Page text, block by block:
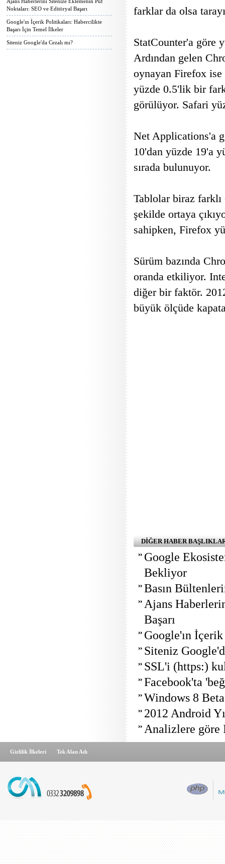
Noktaları: SEO ve Editöryal Başarı
Google'ın İçerik Politikaları: Habercilikte
Başarı İçin Temel İlkeler
Siteniz Google'da Cezalı mı?
farklar da olsa
StatCounter'a göre
Ardından gelen
oynayan Firefox ise
yüzde 0.5'lik bir
görülüyor. Safari
Net Applications'a
10'dan yüzde 19'a
sırada bulunuyor.
Tablolar biraz farklı
şekilde ortaya
sahipken, Firefox
Sürüm bazında
oranda etkiliyor.
diğer bir faktör.
büyük ölçüde
DİĞER HABER
Google
Bekliyor
Basın
Ajans
Başarı
Google'ın
Siteniz
SSL'i (https:)
Facebook'ta
Windows 8 Beta
2012 Android
Analizlere
Gizlilik İlkeleri Tek Alan Adı